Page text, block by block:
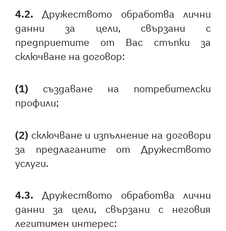
4.2. Дружеството обработва лични
данни за цели, свързани с
предприетите от Вас стъпки за
сключване на договор:
(1) създаване на потребителски
профили;
(2) сключване и изпълнение на договори
за предлаганите от Дружеството
услуги.
4.3. Дружеството обработва лични
данни за цели, свързани с неговия
легитимен интерес: